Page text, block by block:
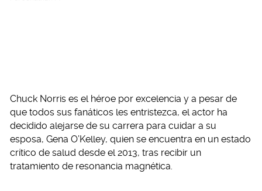
Chuck Norris es el héroe por excelencia y a pesar de
que todos sus fanáticos les entristezca, el actor ha
decidido alejarse de su carrera para cuidar a su
esposa, Gena O’Kelley, quien se encuentra en un estado
crítico de salud desde el 2013, tras recibir un
tratamiento de resonancia magnética.